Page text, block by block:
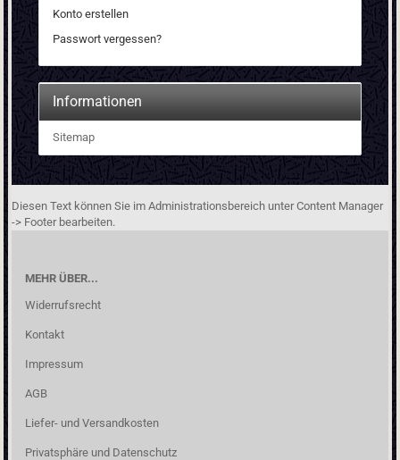
Konto erstellen
Passwort vergessen?
Informationen
Sitemap
Diesen Text können Sie im Administrationsbereich unter Content Manager
-> Footer bearbeiten.
MEHR ÜBER...
Widerrufsrecht
Kontakt
Impressum
AGB
Liefer- und Versandkosten
Privatsphäre und Datenschutz